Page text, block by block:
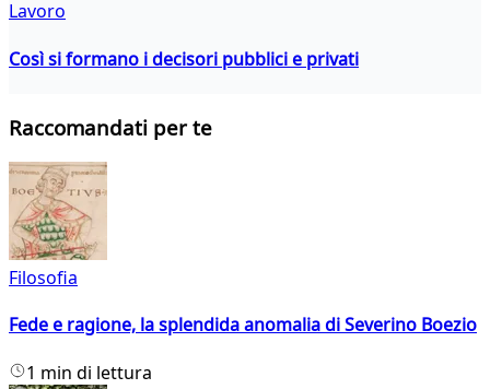
Lavoro
Così si formano i decisori pubblici e privati
Raccomandati per te
Filosofia
Fede e ragione, la splendida anomalia di Severino Boezio
1 min di lettura